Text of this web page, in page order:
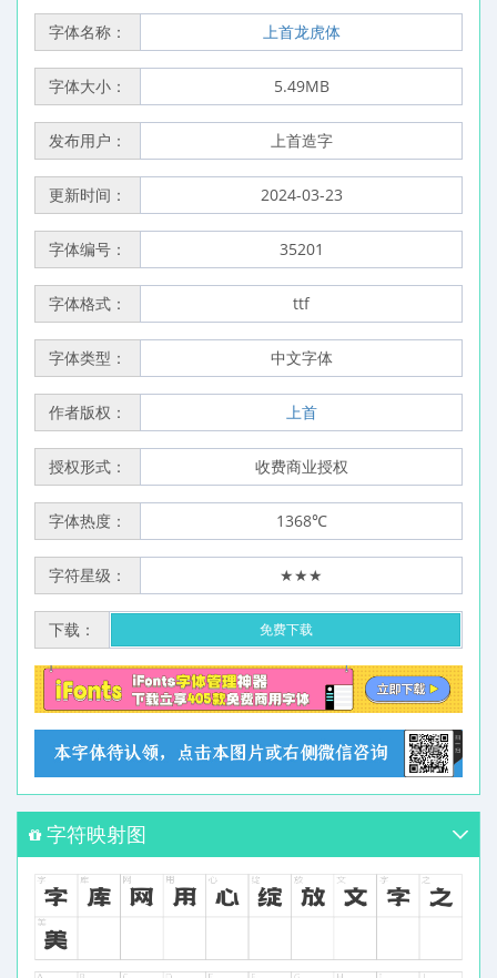
字体名称： 上首龙虎体
字体大小： 5.49MB
发布用户： 上首造字
更新时间： 2024-03-23
字体编号： 35201
字体格式： ttf
字体类型： 中文字体
作者版权： 上首
授权形式： 收费商业授权
字体热度： 1368℃
字符星级： ★★★
下载： 免费下载
字符映射图